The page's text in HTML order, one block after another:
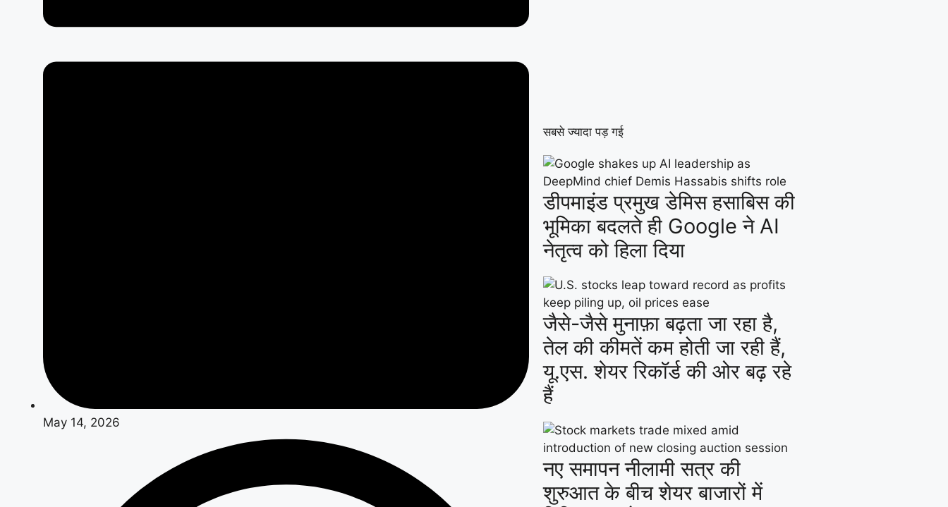
May 14, 2026
सबसे ज्यादा पड़ गई
डीपमाइंड प्रमुख डेमिस हसाबिस की
भूमिका बदलते ही Google ने AI
नेतृत्व को हिला दिया
जैसे-जैसे मुनाफ़ा बढ़ता जा रहा है,
तेल की कीमतें कम होती जा रही हैं,
यू.एस. शेयर रिकॉर्ड की ओर बढ़ रहे
हैं
नए समापन नीलामी सत्र की
शुरुआत के बीच शेयर बाजारों में